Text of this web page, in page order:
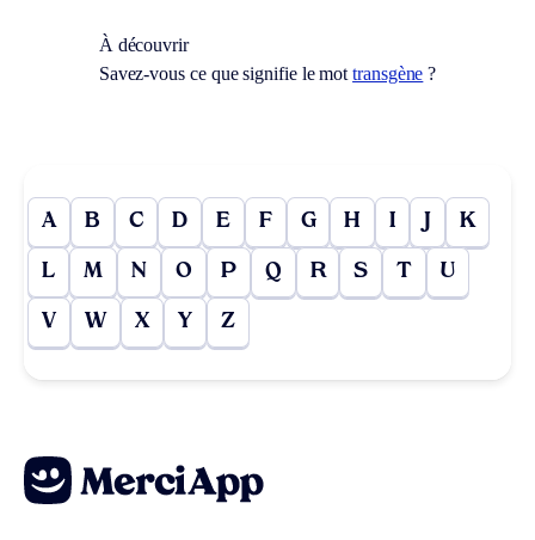
À découvrir
Savez-vous ce que signifie le mottransgène ?
A B C D E F G H I J K
L M N O P Q R S T U
V W X Y Z